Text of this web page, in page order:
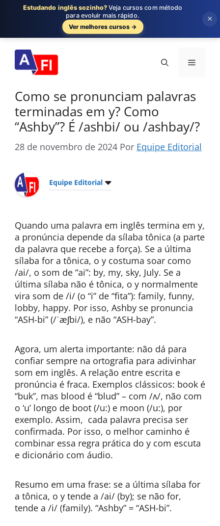
para
conteúdo
Menu
Como se pronunciam palavras
terminadas em y? Como
“Ashby”? É /ashbi/ ou /ashbay/?
28 de novembro de 2024 Por Equipe Editorial
Equipe Editorial
Quando uma palavra em inglês termina em y,
a pronúncia depende da sílaba tônica (a parte
da palavra que recebe a força). Se a última
sílaba for a tônica, o y costuma soar como
/ai/, o som de “ai”: by, my, sky, July. Se a
última sílaba não é tônica, o y normalmente
vira som de /i/ (o “i” de “fita”): family, funny,
lobby, happy. Por isso, Ashby se pronuncia
“ASH-bi” (/ˈæʃbi/), e não “ASH-bay”.
Agora, um alerta importante: não dá para
confiar sempre na ortografia para adivinhar
som em inglês. A relação entre escrita e
pronúncia é fraca. Exemplos clássicos: book é
“buk”, mas blood é “blud” – com /ʌ/, não com
o ‘u’ longo de boot (/u:) e moon (/u:), por
exemplo. Assim, cada palavra precisa ser
confirmada. Por isso, o melhor caminho é
combinar essa regra prática do y com escuta
e dicionário com áudio.
Resumo em uma frase: se a última sílaba for
a tônica, o y tende a /ai/ (by); se não for,
tende a /i/ (family). “Ashby” = “ASH-bi”.
Estudando inglês sozinho? Veja cursos com método
para evoluir mais rápido.
Ver melhores cursos →
×